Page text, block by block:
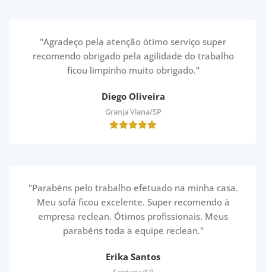
"Agradeço pela atenção ótimo serviço super
recomendo obrigado pela agilidade do trabalho
ficou limpinho muito obrigado."
Diego Oliveira
Granja Viana/SP
"Parabéns pelo trabalho efetuado na minha casa.
Meu sofá ficou excelente. Super recomendo à
empresa reclean. Ótimos profissionais. Meus
parabéns toda a equipe reclean."
Erika Santos